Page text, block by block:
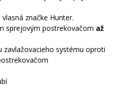
značke Hunter.
sprejovým postrekovačom až
zavlažovacieho systému oproti